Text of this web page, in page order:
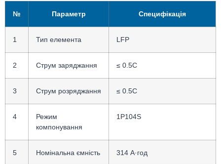
№ Параметр Специфікація
1 Тип елемента LFP
2 Струм заряджання ≤ 0.5C
3 Струм розряджання ≤ 0.5C
4
Режим
компонування
1P104S
5 Номінальна ємність 314 А·год